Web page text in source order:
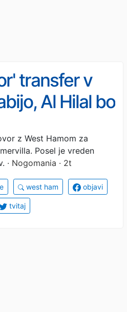
transfer v
Al Hilal bo
plačal kar
evrov
z West Hamom za
Posel je vreden
· Nogomania · 2t
west ham objavi
tvitaj